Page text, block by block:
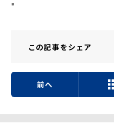
"
この記事をシェア
前へ